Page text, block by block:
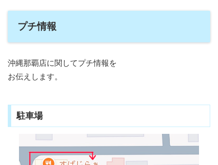
プチ情報
沖縄那覇店に関してプチ情報を
お伝えします。
駐車場